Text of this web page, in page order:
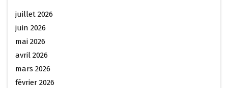
juillet 2026
juin 2026
mai 2026
avril 2026
mars 2026
février 2026